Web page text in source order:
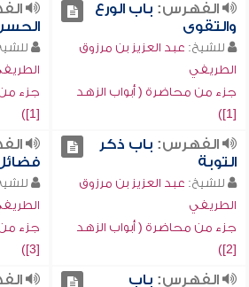
الفهرس: باب الورع
والتقوى
للشيخ: عبد العزيز بن مرزوق
الطريفي
جزء من محاضرة ( أبواب الزهد
[1])
جزء من
[1])
الفهرس: باب ذكر
التوبة
للشيخ: عبد العزيز بن مرزوق
الطريفي
جزء من محاضرة ( أبواب الزهد
[2])
جزء
[3])
الفهرس: باب